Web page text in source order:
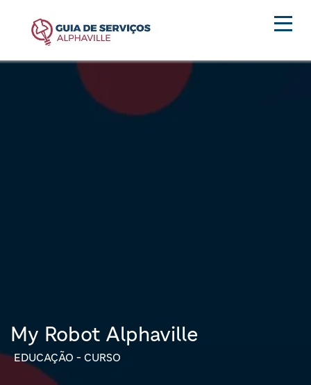
My Robot Alphaville
EDUCAÇÃO - CURSO